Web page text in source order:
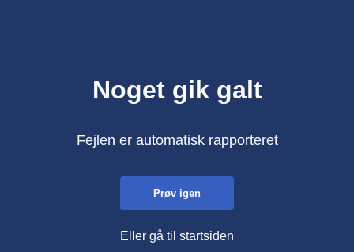
Noget gik galt
Fejlen er automatisk rapporteret
Prøv igen
Eller gå til startsiden